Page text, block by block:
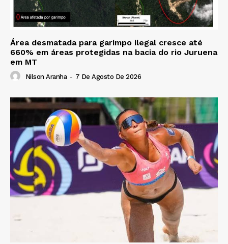
Área desmatada para garimpo ilegal cresce até
660% em áreas protegidas na bacia do rio Juruena
em MT
Nilson Aranha - 7 De Agosto De 2026